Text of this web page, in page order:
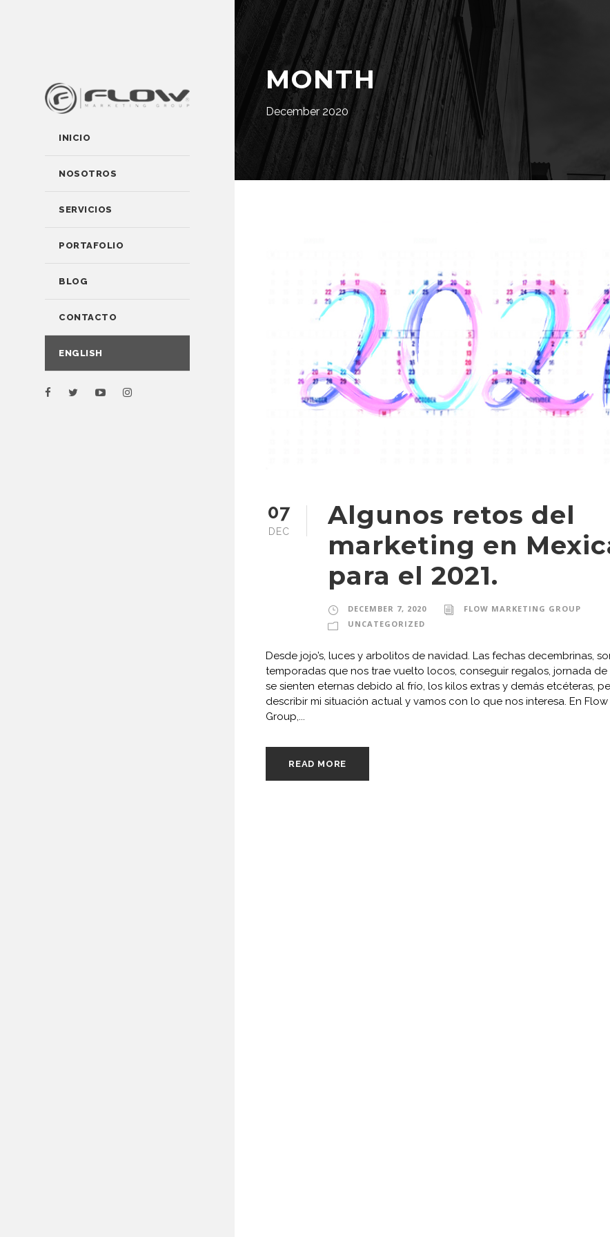
INICIO
NOSOTROS
SERVICIOS
PORTAFOLIO
BLOG
CONTACTO
ENGLISH
MONTH
December 2020
07
DEC
Algunos retos del
marketing en
para el 2021.
DECEMBER 7, 2020
FLOW MARKETING GROUP
UNCATEGORIZED
Desde jojo’s, luces y arbolitos de navidad. Las fechas decembrinas,
temporadas que nos trae vuelto locos, conseguir regalos, jornada
se sienten eternas debido al frío, los kilos extras y demás etcéteras,
describir mi situación actual y vamos con lo que nos interesa. En
Group,...
READ MORE